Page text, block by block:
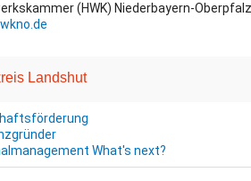
(HWK) Niederbayern-Oberpfalz
Landshut
What's next?